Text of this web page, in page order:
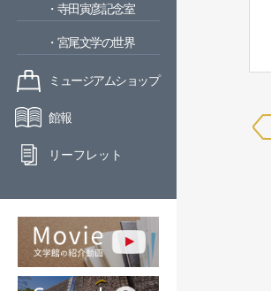
・寺田寅彦記念室
・宮尾文学の世界
ミュージアムショップ
館報
リーフレット